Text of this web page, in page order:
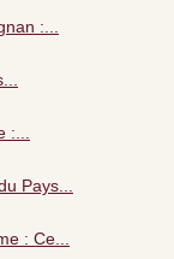
:...
Pays...
: Ce...